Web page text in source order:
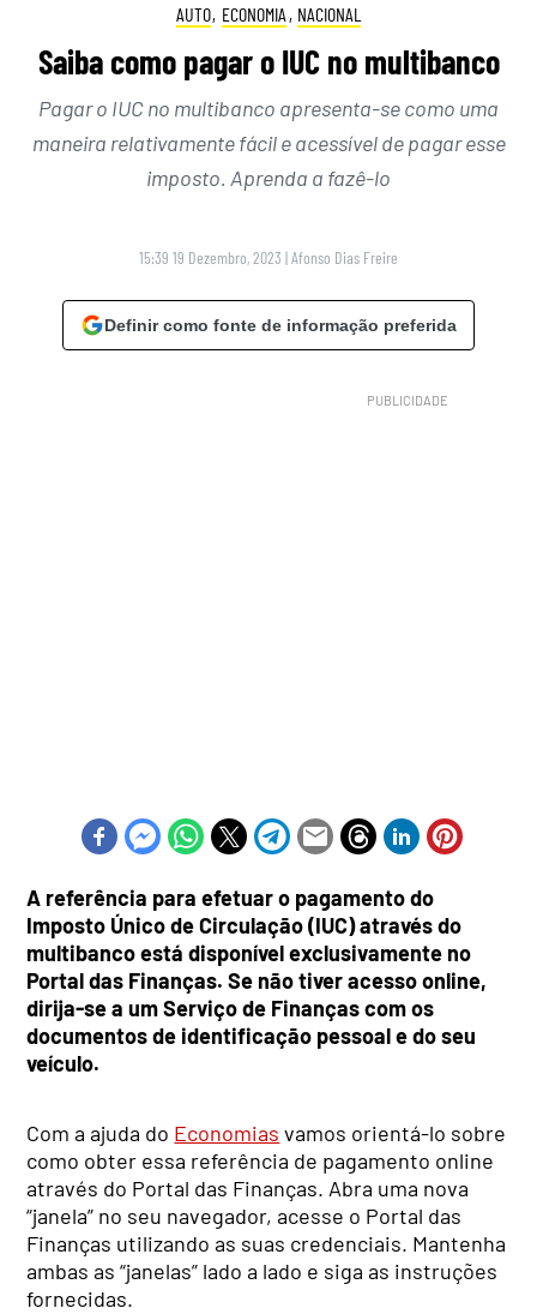
AUTO, ECONOMIA , NACIONAL
Saiba como pagar o IUC no multibanco
Pagar o IUC no multibanco apresenta-se como uma
maneira relativamente fácil e acessível de pagar esse
imposto. Aprenda a fazê-lo
15:39 19 Dezembro, 2023 |Afonso Dias Freire
Definir como fonte de informação preferida
A referência para efetuar o pagamento do
Imposto Único de Circulação (IUC) através do
multibanco está disponível exclusivamente no
Portal das Finanças. Se não tiver acesso online,
dirija-se a um Serviço de Finanças com os
documentos de identificação pessoal e do seu
veículo.
Com a ajuda do Economias vamos orientá-lo sobre
como obter essa referência de pagamento online
através do Portal das Finanças. Abra uma nova
“janela” no seu navegador, acesse o Portal das
Finanças utilizando as suas credenciais. Mantenha
ambas as “janelas” lado a lado e siga as instruções
fornecidas.